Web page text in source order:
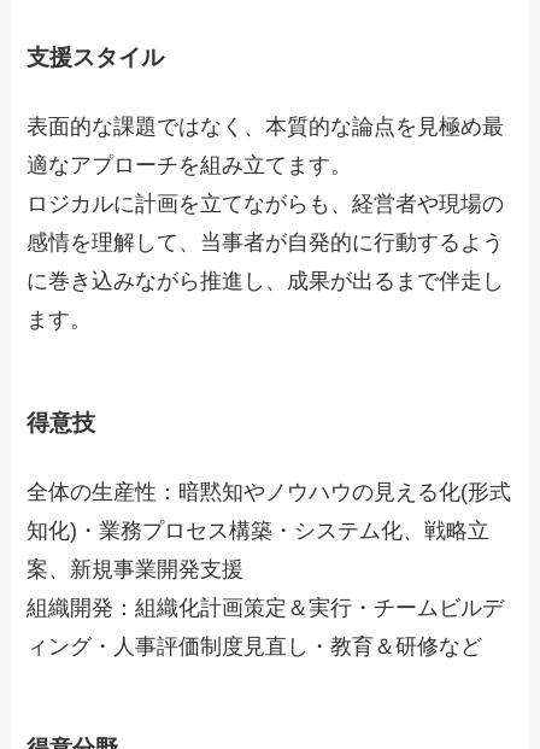
支援スタイル
表面的な課題ではなく、本質的な論点を見極め最
適なアプローチを組み立てます。
ロジカルに計画を立てながらも、経営者や現場の
感情を理解して、当事者が自発的に行動するよう
に巻き込みながら推進し、成果が出るまで伴走し
ます。
得意技
全体の生産性：暗黙知やノウハウの見える化(形式
知化)・業務プロセス構築・システム化、戦略立
案、新規事業開発支援
組織開発：組織化計画策定＆実行・チームビルデ
ィング・人事評価制度見直し・教育＆研修など